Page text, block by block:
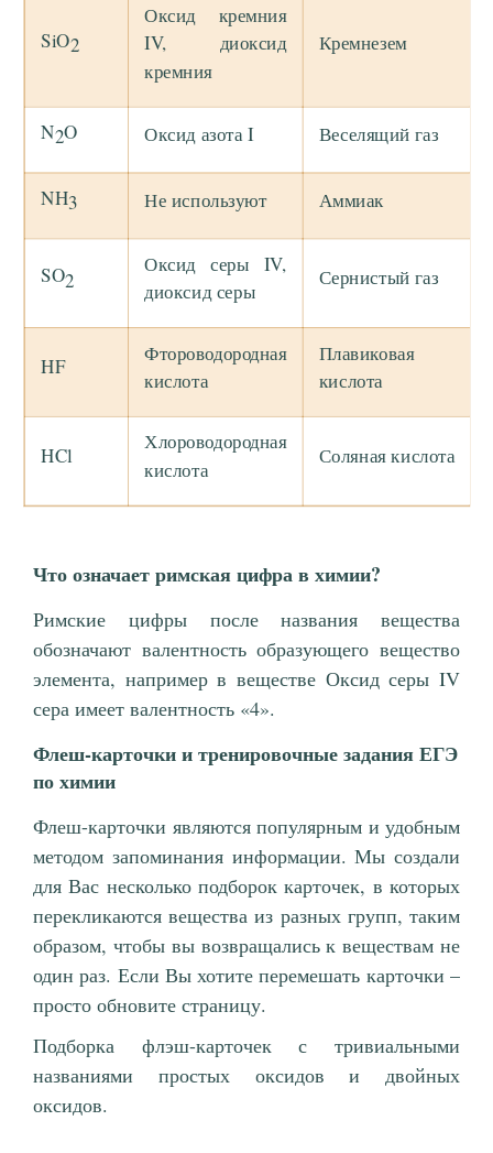
SiO2
Оксид кремния
IV, диоксид
кремния
Кремнезем
N2O Оксид азота I Веселящий газ
NH3 Не используют Аммиак
SO2
Оксид серы IV,
диоксид серы
Сернистый газ
HF
Фтороводородная
кислота
Плавиковая
кислота
HCl
Хлороводородная
кислота
Соляная кислота
Что означает римская цифра в химии?
Римские цифры после названия вещества
обозначают валентность образующего вещество
элемента, например в веществе Оксид серы IV
сера имеет валентность «4».
Флеш-карточки и тренировочные задания ЕГЭ
по химии
Флеш-карточки являются популярным и удобным
методом запоминания информации. Мы создали
для Вас несколько подборок карточек, в которых
перекликаются вещества из разных групп, таким
образом, чтобы вы возвращались к веществам не
один раз. Если Вы хотите перемешать карточки –
просто обновите страницу.
Подборка флэш-карточек с тривиальными
названиями простых оксидов и двойных
оксидов.